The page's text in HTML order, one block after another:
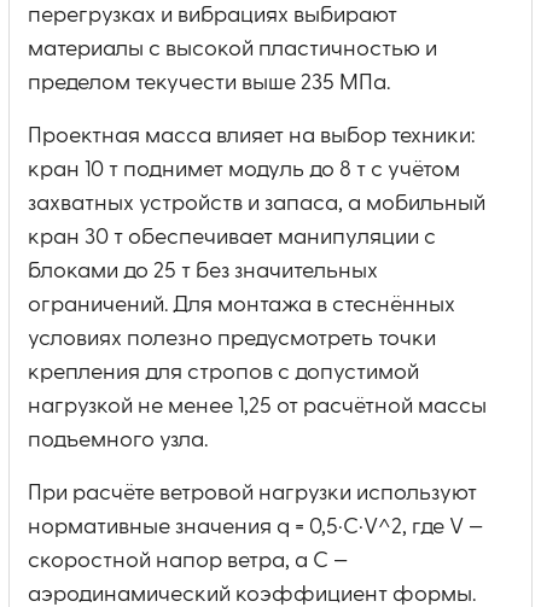
перегрузках и вибрациях выбирают
материалы с высокой пластичностью и
пределом текучести выше 235 МПа.
Проектная масса влияет на выбор техники:
кран 10 т поднимет модуль до 8 т с учётом
захватных устройств и запаса, а мобильный
кран 30 т обеспечивает манипуляции с
блоками до 25 т без значительных
ограничений. Для монтажа в стеснённых
условиях полезно предусмотреть точки
крепления для стропов с допустимой
нагрузкой не менее 1,25 от расчётной массы
подъемного узла.
При расчёте ветровой нагрузки используют
нормативные значения q = 0,5·C·V^2, где V —
скоростной напор ветра, а C —
аэродинамический коэффициент формы.